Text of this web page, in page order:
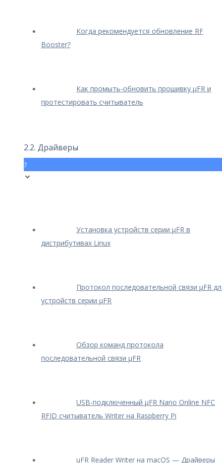
Когда рекомендуется обновление RF
Booster?
Как промыть-обновить прошивку μFR и
протестировать считыватель
2.2. Драйверы
7
Установка устройств серии μFR в
дистрибутивах Linux
Протокол последовательной связи μFR
устройств серии μFR
Обзор команд протокола
последовательной связи μFR
USB-подключенный μFR Nano Online NFC
RFID считыватель Writer на Raspberry Pi
uFR Reader Writer на macOS — Драйверы